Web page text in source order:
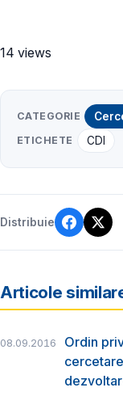
14 views
CATEGORIE
ETICHETE CDI
Distribuie
Articole
08.09.2016
Ordin